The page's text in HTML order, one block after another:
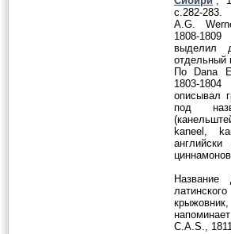
с.282-283.
A.G.
1808-
выделил
отдельный
По Dana
1803-
описывал
под
kaneel,
C.A.S.,